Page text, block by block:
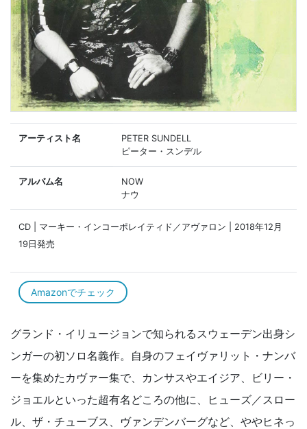
アーティスト名
PETER SUNDELL
ピーター・スンデル
アルバム名
NOW
ナウ
CD | マーキー・インコーポレイティド／アヴァロン | 2018年12月
19日発売
Amazonでチェック
グランド・イリュージョンで知られるスウェーデン出身シ
ンガーの初ソロ名義作。自身のフェイヴァリット・ナンバ
ーを集めたカヴァー集で、カンサスやエイジア、ビリー・
ジョエルといった超有名どころの他に、ヒューズ／スロー
ル、ザ・チューブス、ヴァンデンバーグなど、ややヒネっ